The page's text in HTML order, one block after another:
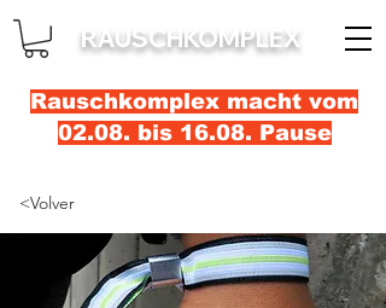
RAUSCHKOMPLEX
Rauschkomplex macht vom
02.08. bis 16.08. Pause
<Volver